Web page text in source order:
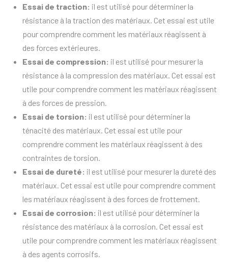
Essai de traction: il est utilisé pour déterminer la
résistance à la traction des matériaux. Cet essai est utile
pour comprendre comment les matériaux réagissent à
des forces extérieures.
Essai de compression: il est utilisé pour mesurer la
résistance à la compression des matériaux. Cet essai est
utile pour comprendre comment les matériaux réagissent
à des forces de pression.
Essai de torsion: il est utilisé pour déterminer la
ténacité des matériaux. Cet essai est utile pour
comprendre comment les matériaux réagissent à des
contraintes de torsion.
Essai de dureté: il est utilisé pour mesurer la dureté des
matériaux. Cet essai est utile pour comprendre comment
les matériaux réagissent à des forces de frottement.
Essai de corrosion: il est utilisé pour déterminer la
résistance des matériaux à la corrosion. Cet essai est
utile pour comprendre comment les matériaux réagissent
à des agents corrosifs.